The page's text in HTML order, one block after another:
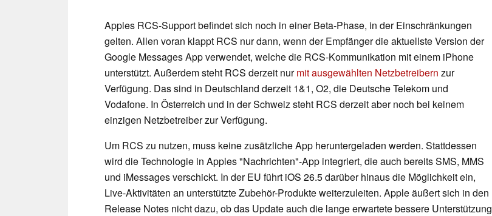
Apples RCS-Support befindet sich noch in einer Beta-Phase, in der Einschränkungen
gelten. Allen voran klappt RCS nur dann, wenn der Empfänger die aktuellste Version der
Google Messages App verwendet, welche die RCS-Kommunikation mit einem iPhone
unterstützt. Außerdem steht RCS derzeit nurmit ausgewählten Netzbetreibern zur
Verfügung. Das sind in Deutschland derzeit 1&1, O2, die Deutsche Telekom und
Vodafone. In Österreich und in der Schweiz steht RCS derzeit aber noch bei keinem
einzigen Netzbetreiber zur Verfügung.
Um RCS zu nutzen, muss keine zusätzliche App heruntergeladen werden. Stattdessen
wird die Technologie in Apples "Nachrichten"-App integriert, die auch bereits SMS, MMS
und iMessages verschickt. In der EU führt iOS 26.5 darüber hinaus die Möglichkeit ein,
Live-Aktivitäten an unterstützte Zubehör-Produkte weiterzuleiten. Apple äußert sich in den
Release Notes nicht dazu, ob das Update auch die lange erwartete bessere Unterstützung